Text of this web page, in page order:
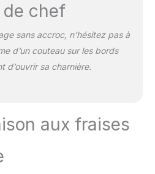
de chef
sans accroc, n’hésitez pas à
d’un couteau sur les bords
d’ouvrir sa charnière.
aux fraises